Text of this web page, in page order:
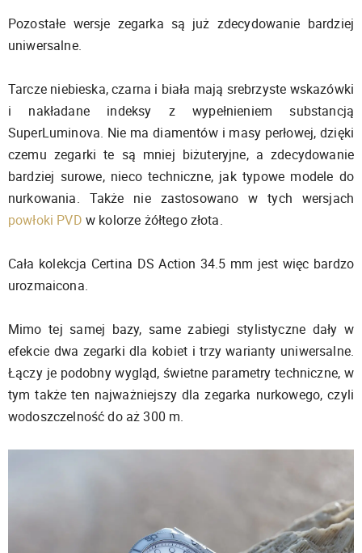
Pozostałe wersje zegarka są już zdecydowanie bardziej
uniwersalne.
Tarcze niebieska, czarna i biała mają srebrzyste wskazówki
i nakładane indeksy z wypełnieniem substancją
SuperLuminova. Nie ma diamentów i masy perłowej, dzięki
czemu zegarki te są mniej biżuteryjne, a zdecydowanie
bardziej surowe, nieco techniczne, jak typowe modele do
nurkowania. Także nie zastosowano w tych wersjach
powłoki PVD w kolorze żółtego złota.
Cała kolekcja Certina DS Action 34.5 mm jest więc bardzo
urozmaicona.
Mimo tej samej bazy, same zabiegi stylistyczne dały w
efekcie dwa zegarki dla kobiet i trzy warianty uniwersalne.
Łączy je podobny wygląd, świetne parametry techniczne, w
tym także ten najważniejszy dla zegarka nurkowego, czyli
wodoszczelność do aż 300 m.